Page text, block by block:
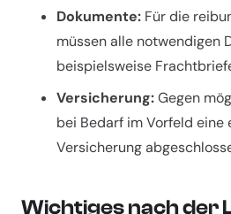
Dokumente: Für die
müssen alle notwendigen
beispielsweise
Versicherung:Gegen
bei Bedarf im Vorfeld eine
Versicherung
Wichtiges nach der